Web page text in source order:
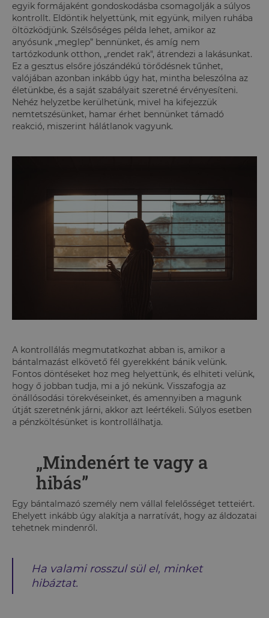
egyik formájaként gondoskodásba csomagolják a súlyos
kontrollt. Eldöntik helyettünk, mit együnk, milyen ruhába
öltözködjünk. Szélsőséges példa lehet, amikor az
anyósunk „meglep” bennünket, és amíg nem
tartózkodunk otthon, „rendet rak", átrendezi a lakásunkat.
Ez a gesztus elsőre jószándékú törődésnek tűnhet,
valójában azonban inkább úgy hat, mintha beleszólna az
életünkbe, és a saját szabályait szeretné érvényesíteni.
Nehéz helyzetbe kerülhetünk, mivel ha kifejezzük
nemtetszésünket, hamar érhet bennünket támadó
reakció, miszerint hálátlanok vagyunk.
A kontrollálás megmutatkozhat abban is, amikor a
bántalmazást elkövető fél gyerekként bánik velünk.
Fontos döntéseket hoz meg helyettünk, és elhiteti velünk,
hogy ő jobban tudja, mi a jó nekünk. Visszafogja az
önállósodási törekvéseinket, és amennyiben a magunk
útját szeretnénk járni, akkor azt leértékeli. Súlyos esetben
a pénzköltésünket is kontrollálhatja.
„Mindenért te vagy a
hibás”
Egy bántalmazó személy nem vállal felelősséget tetteiért.
Ehelyett inkább úgy alakítja a narratívát, hogy az áldozatai
tehetnek mindenről.
Ha valami rosszul sül el, minket
hibáztat.